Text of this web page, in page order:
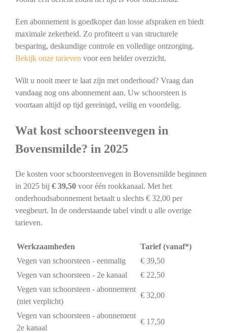
Een abonnement is goedkoper dan losse afspraken en biedt
maximale zekerheid. Zo profiteert u van structurele
besparing, deskundige controle en volledige ontzorging.
Bekijk onze tarieven voor een helder overzicht.
Wilt u nooit meer te laat zijn met onderhoud? Vraag dan
vandaag nog ons abonnement aan. Uw schoorsteen is
voortaan altijd op tijd gereinigd, veilig en voordelig.
Wat kost schoorsteenvegen in
Bovensmilde? in 2025
De kosten voor schoorsteenvegen in Bovensmilde beginnen
in 2025 bij € 39,50voor één rookkanaal. Met het
onderhoudsabonnement betaalt u slechts € 32,00 per
veegbeurt. In de onderstaande tabel vindt u alle overige
tarieven.
Werkzaamheden
Tarief (vanaf*)
Vegen van schoorsteen - eenmalig
€ 39,50
Vegen van schoorsteen - 2e kanaal
€ 22,50
Vegen van schoorsteen - abonnement
(niet verplicht)
€ 32,00
Vegen van schoorsteen - abonnement
2e kanaal
€ 17,50